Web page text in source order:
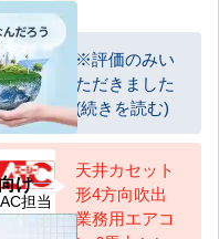
お客様
※評価のみい
ただきました
(続きを読む)
AC担当
天井カセット
形4方向吹出
業務用エアコ
け